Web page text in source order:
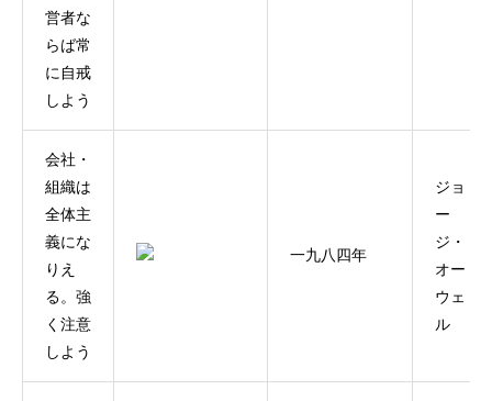
営者な
らば常
に自戒
しよう
会社・
組織は
全体主
義にな
りえ
る。強
く注意
しよう
一九八四年
ジョ
ー
ジ・
オー
ウェ
ル